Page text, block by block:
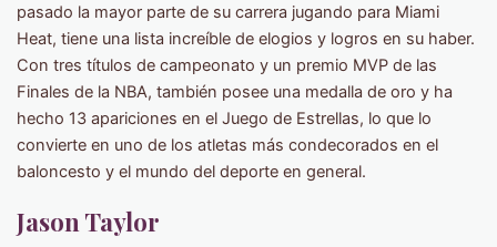
pasado la mayor parte de su carrera jugando para Miami
Heat, tiene una lista increíble de elogios y logros en su haber.
Con tres títulos de campeonato y un premio MVP de las
Finales de la NBA, también posee una medalla de oro y ha
hecho 13 apariciones en el Juego de Estrellas, lo que lo
convierte en uno de los atletas más condecorados en el
baloncesto y el mundo del deporte en general.
Jason Taylor